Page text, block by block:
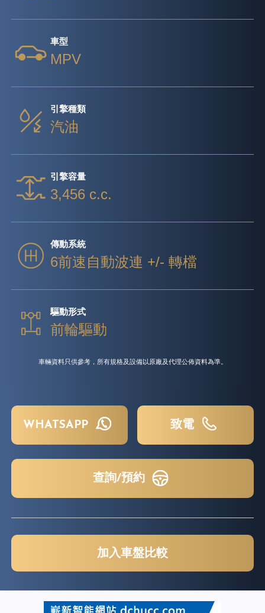
車型
MPV
引擎種類
汽油
引擎容量
3,456 c.c.
傳動系統
6前速自動波連 +/- 轉檔
驅動形式
前輪驅動
車輛資料只供參考，所有規格及設備以原廠及代理公佈資料為準。
WHATSAPP 致電
查詢/預約
加入車盤比較